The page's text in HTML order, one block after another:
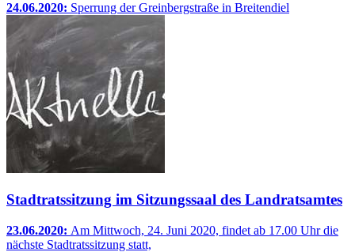
24.06.2020: Sperrung der Greinbergstraße in Breitendiel
Stadtratssitzung im Sitzungssaal des Landratsamtes
23.06.2020: Am Mittwoch, 24. Juni 2020, findet ab 17.00 Uhr die
nächste Stadtratssitzung statt,